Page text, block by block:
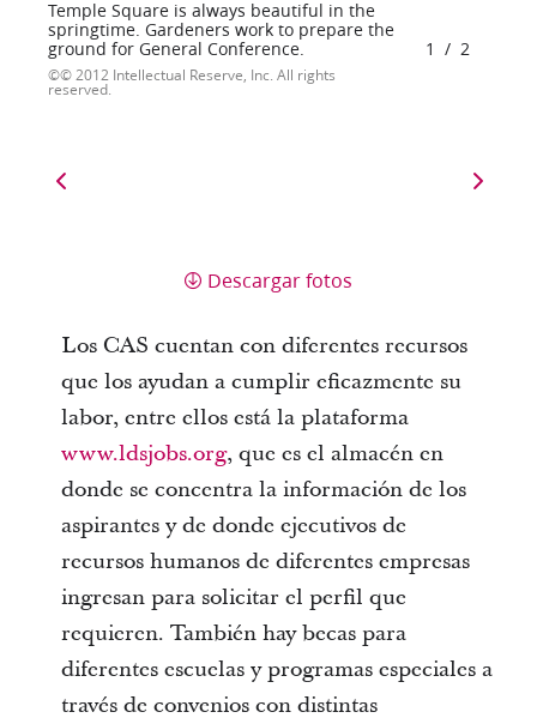
Temple Square is always beautiful in the
springtime. Gardeners work to prepare the
ground for General Conference.
© 2012 Intellectual Reserve, Inc. All rights
reserved.
1 / 2
Descargar fotos
Los CAS cuentan con diferentes recursos
que los ayudan a cumplir eficazmente su
labor, entre ellos está la plataforma
www.ldsjobs.org, que es el almacén en
donde se concentra la información de los
aspirantes y de donde ejecutivos de
recursos humanos de diferentes empresas
ingresan para solicitar el perfil que
requieren. También hay becas para
diferentes escuelas y programas especiales a
través de convenios con distintas